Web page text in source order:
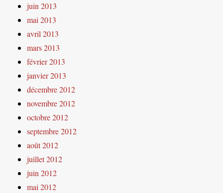
juin 2013
mai 2013
avril 2013
mars 2013
février 2013
janvier 2013
décembre 2012
novembre 2012
octobre 2012
septembre 2012
août 2012
juillet 2012
juin 2012
mai 2012